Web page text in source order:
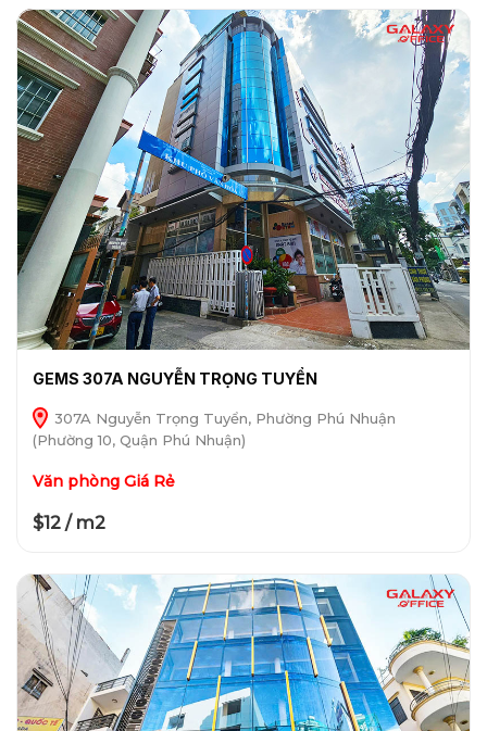
GEMS 307A NGUYỄN TRỌNG TUYỂN
307A Nguyễn Trọng Tuyển, Phường Phú Nhuận
(Phường 10, Quận Phú Nhuận)
Văn phòng Giá Rẻ
$12 / m2